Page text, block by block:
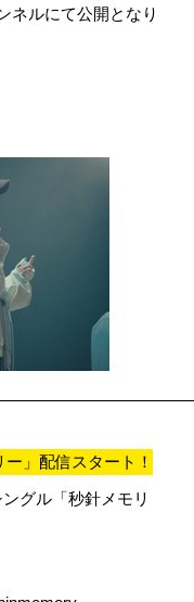
ネルにて公開となり
」配信スタート！
グル「秒針メモリ